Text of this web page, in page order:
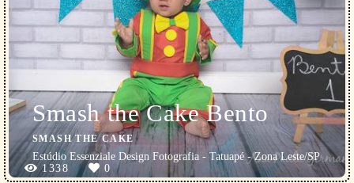
Smash the Cake Bento
SMASH THE CAKE
Estúdio Essenziale Design Fotografia - Tatuapé - Zona Leste/SP
1338
0